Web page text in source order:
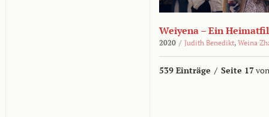
Weiyena – Ein
2020 / Judith Benedikt, Weina
539 Einträge / Seite 17